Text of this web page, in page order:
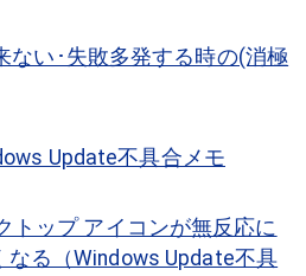
ない･失敗多発する時の(消極
Update不具合メモ
トップ アイコンが無反応に
なる（Windows Update不具